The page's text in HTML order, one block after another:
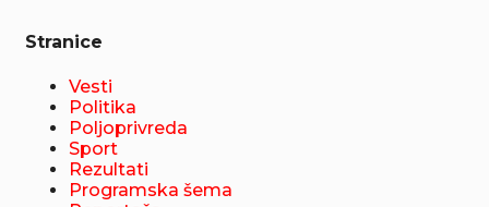
Stranice
Vesti
Politika
Poljoprivreda
Sport
Rezultati
Programska šema